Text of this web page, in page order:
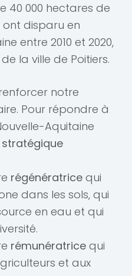
40 000 hectares de
disparu en
entre 2010 et 2020,
la ville de Poitiers.
notre
Pour répondre à
Aquitaine
régénératrice qui
dans les sols, qui
en eau et qui
rémunératrice qui
et aux